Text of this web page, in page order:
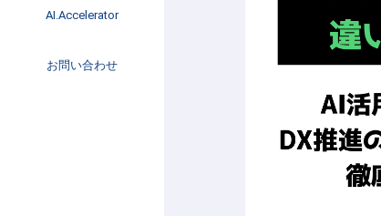
インタビュー
Web3
AI.Accelerator
AI.Accelerator記事
お問い合わせ